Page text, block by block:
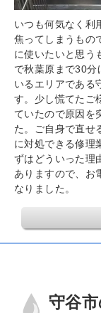
いつも何気なく利
焦ってしまうもの
に使いたいと思う
で秋葉原まで30分
いるエリアであ
す。少し慌てたご
ていたので原因を
た。ご自身で直せ
に対処できる修理
ずはどういった理
ありますので、お
なりました。
守谷